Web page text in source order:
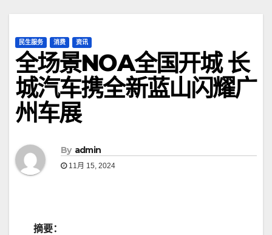
民生服务 消费 资讯
全场景NOA全国开城 长
城汽车携全新蓝山闪耀广
州车展
By admin
11月 15, 2024
摘要：